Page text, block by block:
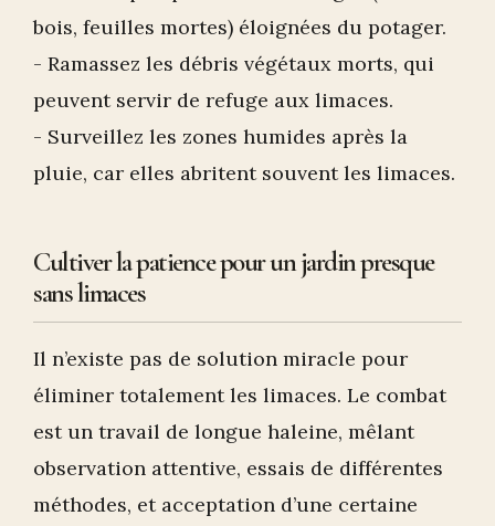
bois, feuilles mortes) éloignées du potager.
- Ramassez les débris végétaux morts, qui
peuvent servir de refuge aux limaces.
- Surveillez les zones humides après la
pluie, car elles abritent souvent les limaces.
Cultiver la patience pour un jardin presque
sans limaces
Il n’existe pas de solution miracle pour
éliminer totalement les limaces. Le combat
est un travail de longue haleine, mêlant
observation attentive, essais de différentes
méthodes, et acceptation d’une certaine